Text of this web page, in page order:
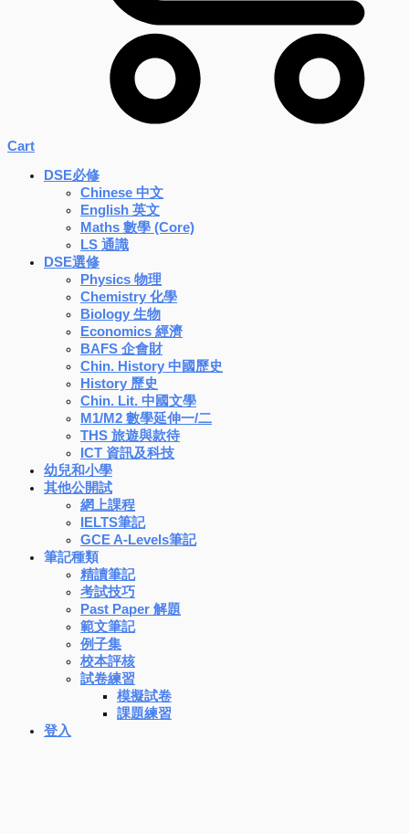
Cart
DSE必修
Chinese 中文
English 英文
Maths 數學 (Core)
LS 通識
DSE選修
Physics 物理
Chemistry 化學
Biology 生物
Economics 經濟
BAFS 企會財
Chin. History 中國歷史
History 歷史
Chin. Lit. 中國文學
M1/M2 數學延伸一/二
THS 旅遊與款待
ICT 資訊及科技
幼兒和小學
其他公開試
網上課程
IELTS筆記
GCE A-Levels筆記
筆記種類
精讀筆記
考試技巧
Past Paper 解題
範文筆記
例子集
校本評核
試卷練習
模擬試卷
課題練習
登入